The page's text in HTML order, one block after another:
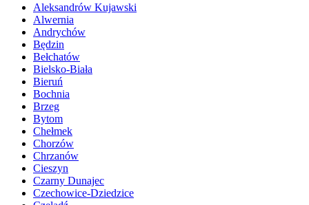
Aleksandrów Kujawski
Alwernia
Andrychów
Będzin
Bełchatów
Bielsko-Biała
Bieruń
Bochnia
Brzeg
Bytom
Chełmek
Chorzów
Chrzanów
Cieszyn
Czarny Dunajec
Czechowice-Dziedzice